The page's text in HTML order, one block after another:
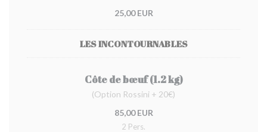
25,00 EUR
LES INCONTOURNABLES
Côte de bœuf (1.2 kg)
(Option Rossini + 20€)
85,00 EUR
2 Pers.